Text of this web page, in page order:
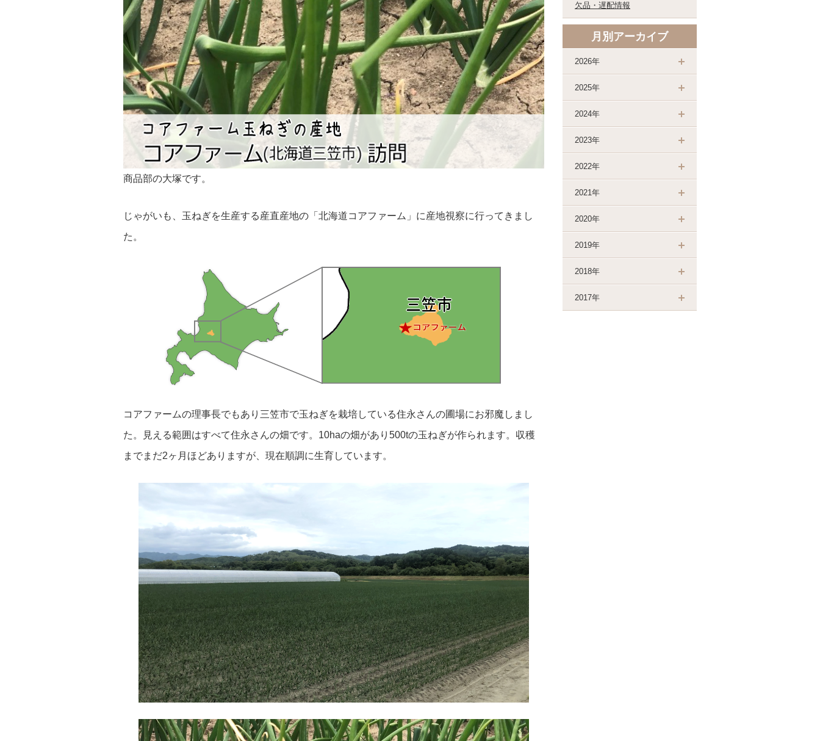
商品部の大塚です。
じゃがいも、玉ねぎを生産する産直産地の「北海道コアファーム」に産地視察に行ってきまし
た。
コアファームの理事長でもあり三笠市で玉ねぎを栽培している住永さんの圃場にお邪魔しまし
た。見える範囲はすべて住永さんの畑です。10haの畑があり500tの玉ねぎが作られます。収穫
までまだ2ヶ月ほどありますが、現在順調に生育しています。
欠品・遅配情報
月別アーカイブ
2026年
2025年
2024年
2023年
2022年
2021年
2020年
2019年
2018年
2017年